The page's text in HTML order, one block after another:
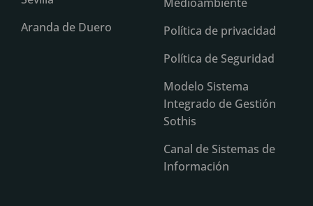
Aranda de Duero
Política de privacidad
Política de Seguridad
Modelo Sistema
Integrado de Gestión
Sothis
Canal de Sistemas de
Información